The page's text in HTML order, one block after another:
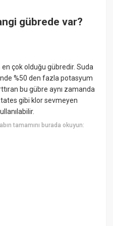
gübrede var?
çok olduğu gübredir. Suda
%50 den fazla potasyum
bu gübre aynı zamanda
gibi klor sevmeyen
tamamını burada okuyun: